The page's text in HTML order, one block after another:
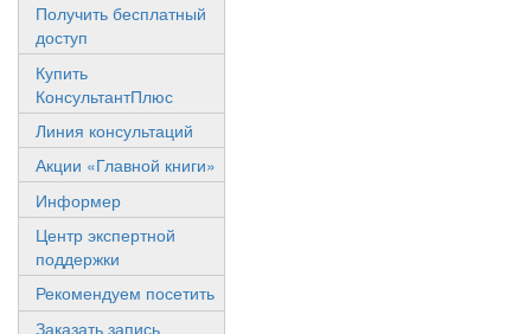
Получить бесплатный
доступ
Купить
КонсультантПлюс
Линия консультаций
Акции «Главной книги»
Информер
Центр экспертной
поддержки
Рекомендуем посетить
Заказать запись